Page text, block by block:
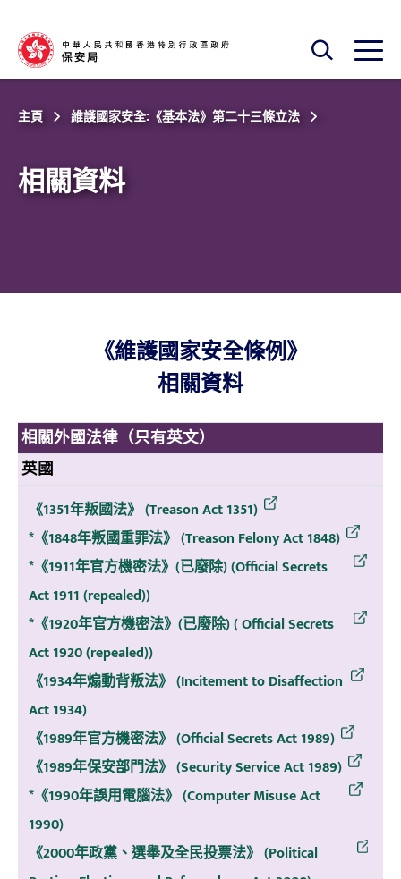
開啟搜尋框
開啟
主頁 維護國家安全:《基本法》第二十三條立法
相關資料
《維護國家安全條例》
相關資料
相關外國法律（只有英文）
英國
《1351年叛國法》 (Treason Act 1351)
*《1848年叛國重罪法》 (Treason Felony Act 1848)
*《1911年官方機密法》(已廢除) (Official Secrets
Act 1911 (repealed))
*《1920年官方機密法》(已廢除) ( Official Secrets
Act 1920 (repealed))
《1934年煽動背叛法》 (Incitement to Disaffection
Act 1934)
《1989年官方機密法》 (Official Secrets Act 1989)
《1989年保安部門法》 (Security Service Act 1989)
*《1990年誤用電腦法》 (Computer Misuse Act
1990)
《2000年政黨、選舉及全民投票法》 (Political